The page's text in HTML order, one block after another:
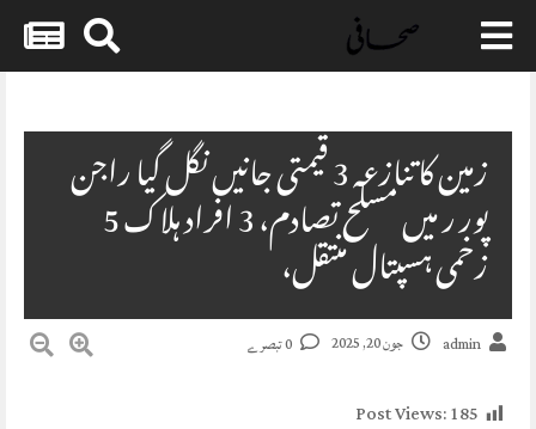
Skip
زمین کا تنازعہ 3 قیمتی جانیں نگل گیا راجن
پور ر میں مسلح تصادم، 3 افراد ہلاک 5 زخمی ہسپتال منتقل،
admin جون 20, 2025
Post Views:185